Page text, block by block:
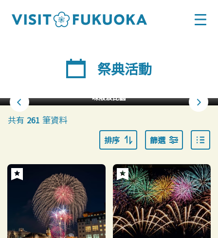
祭典活動
味阪波比園
共有 261 筆資料
排序 篩選